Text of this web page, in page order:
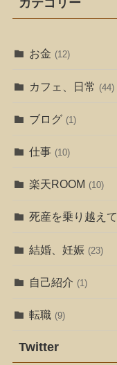
カテゴリー
お金 (12)
カフェ、日常 (44)
ブログ (1)
仕事 (10)
楽天ROOM (10)
死産を乗り越えて
結婚、妊娠 (23)
自己紹介 (1)
転職 (9)
Twitter